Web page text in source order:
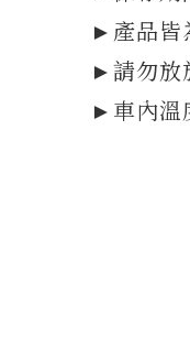
►產品皆
►請勿放
►車內溫